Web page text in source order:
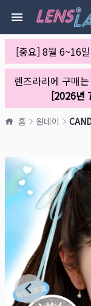
[중요] 8월 6~16
렌즈라라에 구매는
[2026년
홈 원데이